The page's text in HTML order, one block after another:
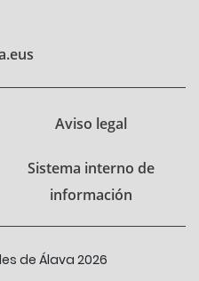
Aviso legal
Sistema interno de
información
de Álava 2026